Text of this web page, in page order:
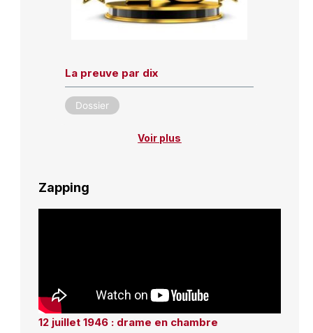
La preuve par dix
Dossier
Voir plus
Zapping
12 juillet 1946 : drame en chambre